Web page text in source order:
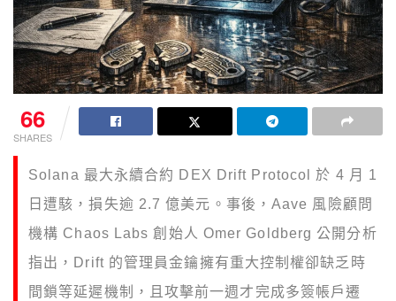
66
SHARES
Solana 最大永續合約 DEX Drift Protocol 於 4 月 1
日遭駭，損失逾 2.7 億美元。事後，Aave 風險顧問
機構 Chaos Labs 創始人 Omer Goldberg 公開分析
指出，Drift 的管理員金鑰擁有重大控制權卻缺乏時
間鎖等延遲機制，且攻擊前一週才完成多簽帳戶遷